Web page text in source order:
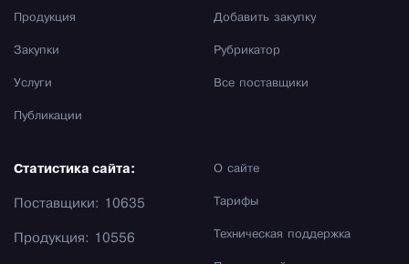
Продукция
Закупки
Услуги
Публикации
Добавить закупку
Рубрикатор
Все поставщики
О сайте
Тарифы
Техническая поддержка
Статистика сайта:
Поставщики: 10635
Продукция: 10556